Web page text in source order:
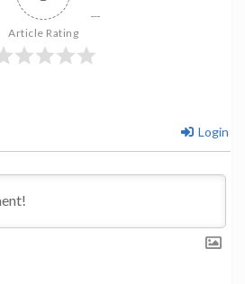
Article Rating
Login